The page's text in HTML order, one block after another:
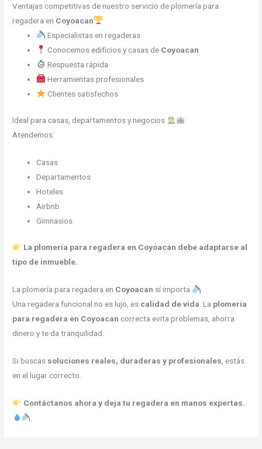
Ventajas competitivas de nuestro servicio de plomería para
regadera en Coyoacan
Especialistas en regaderas
Conocemos edificios y casas de Coyoacan
Respuesta rápida
Herramientas profesionales
Clientes satisfechos
Ideal para casas, departamentos y negocios
Atendemos:
Casas
Departamentos
Hoteles
Airbnb
Gimnasios
La plomería para regadera en Coyoacan debe adaptarse al
tipo de inmueble.
La plomería para regadera en Coyoacan sí importa
Una regadera funcional no es lujo, es calidad de vida. La plomería
para regadera en Coyoacan correcta evita problemas, ahorra
dinero y te da tranquilidad.
Si buscas soluciones reales, duraderas y profesionales, estás
en el lugar correcto.
Contáctanos ahora y deja tu regadera en manos expertas.